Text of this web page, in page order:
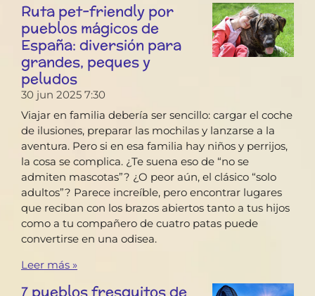
Ruta pet-friendly por
pueblos mágicos de
España: diversión para
grandes, peques y
peludos
30 jun 2025 7:30
Viajar en familia debería ser sencillo: cargar el coche
de ilusiones, preparar las mochilas y lanzarse a la
aventura. Pero si en esa familia hay niños y perrijos,
la cosa se complica. ¿Te suena eso de “no se
admiten mascotas”? ¿O peor aún, el clásico “solo
adultos”? Parece increíble, pero encontrar lugares
que reciban con los brazos abiertos tanto a tus hijos
como a tu compañero de cuatro patas puede
convertirse en una odisea.
Leer más »
7 pueblos fresquitos de